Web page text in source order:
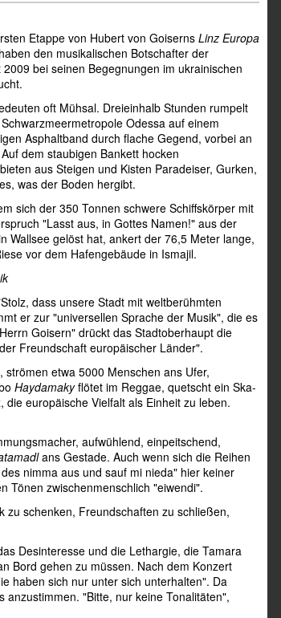
Etappe von Hubert von Goiserns Linz Europa
den musikalischen Botschafter der
bei seinen Begegnungen im ukrainischen
oft Mühsal. Dreieinhalb Stunden rumpelt
Odessa auf einem
Asphaltband durch flache Gegend, vorbei an
dem staubigen Bankett hocken
aus Steigen und Kisten Paradeiser, Gurken,
was der Boden hergibt.
sich der 350 Tonnen schwere Schiffskörper mit
"Lasst aus, in Gottes Namen!" aus der
Wallsee gelöst hat, ankert der 76,5 Meter lange,
vor dem Hafengebäude in Ismajil.
dass unsere Stadt mit weltberühmten
er zur "universellen Sprache der Musik", die es
Goisern" drückt das Stadtoberhaupt die
Freundschaft europäischer Länder".
etwa 5000 Menschen ans Ufer,
Haydamakyflötet im Reggae, quetscht ein Ska-
europäische Vielfalt als Einheit zu leben.
aufwühlend, einpeitschend,
ans Gestade. Auch wenn sich die Reihen
nimma aus und sauf mi nieda" hier keiner
Tönen zwischenmenschlich "eiwendi".
schenken, Freundschaften zu schließen,
Desinteresse und die Lethargie, die Tamara
Bord gehen zu müssen. Nach dem Konzert
haben sich nur unter sich unterhalten". Da
"Bitte, nur keine Tonalitäten",